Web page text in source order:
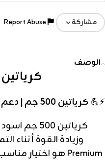
مشاركة
الوصف
كرياتين 500 جم اسود – 6 علب
⚡💪كرياتين 500 جم | دعم القوة والطاقة والأداء الرياضي
وزيادة القوة أثناء
Premium هو اختيار مناسب للرياضيين ومحبي الجيم ⚡💪